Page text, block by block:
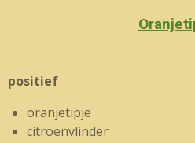
positief
oranjetipje
citroenvlinder